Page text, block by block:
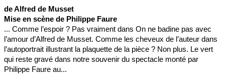
de Alfred de Musset
Mise en scène de Philippe Faure
... Comme l’espoir ? Pas vraiment dans On ne badine pas avec
l’amour d’Alfred de Musset. Comme les cheveux de l’auteur dans
l’autoportrait illustrant la plaquette de la pièce ? Non plus. Le vert
qui reste gravé dans notre souvenir du spectacle monté par
Philippe Faure au...